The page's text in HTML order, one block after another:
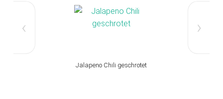
Jalapeno Chili geschrotet
‹ ›